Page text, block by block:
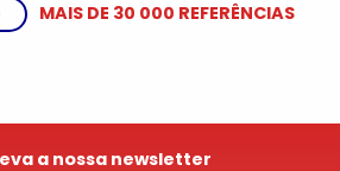
MAIS DE 30 000 REFERÊNCIAS
a nossa newsletter